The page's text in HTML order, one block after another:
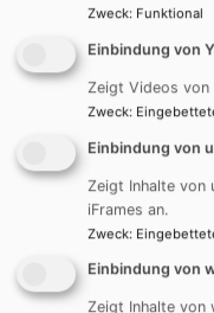
Gemeindebrief
Zweck: Funktional
Einbindung von
Zeigt Videos von
Zweck:
Einbindung von
Zeigt Inhalte von
iFrames an.
Zweck:
Einbindung von
Zeigt Inhalte von